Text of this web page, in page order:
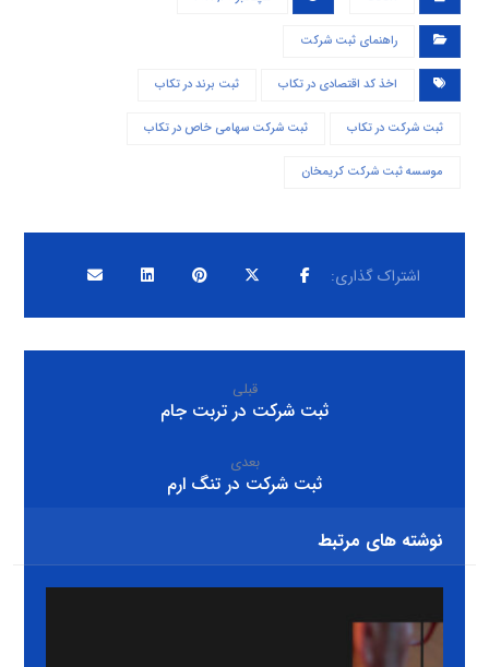
راهنمای ثبت شرکت
اخذ کد اقتصادی در تكاب ثبت برند در تكاب
ثبت شرکت در تكاب ثبت شرکت سهامی خاص در تكاب
موسسه ثبت شرکت کریمخان
قبلی
ثبت شرکت در تربت جام
بعدی
ثبت شرکت در تنگ ارم
نوشته های مرتبط